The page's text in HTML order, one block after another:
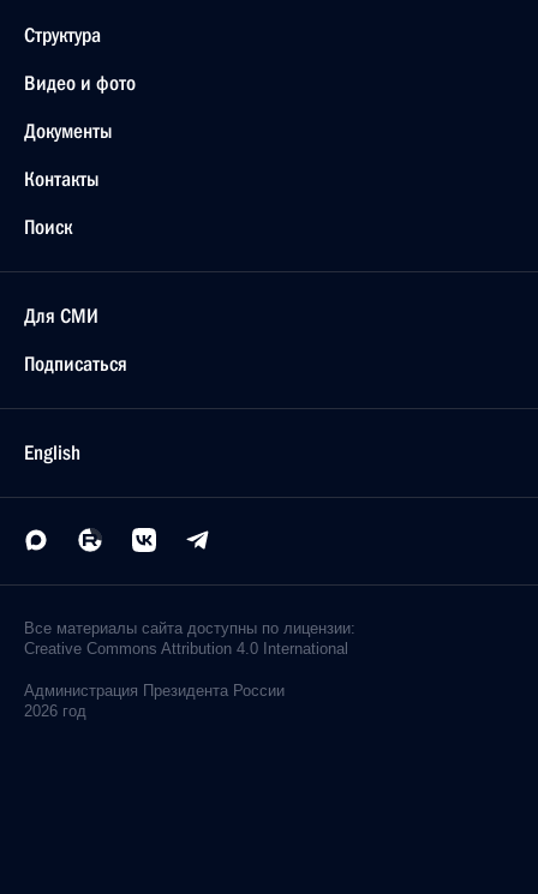
Структура
Видео и фото
Документы
Контакты
Поиск
Для СМИ
Подписаться
English
Все материалы сайта доступны по лицензии:
Creative Commons Attribution 4.0 International
Администрация Президента России
2026 год